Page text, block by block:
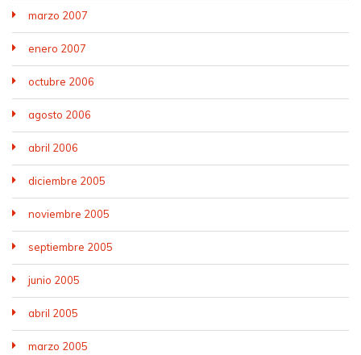
marzo 2007
enero 2007
octubre 2006
agosto 2006
abril 2006
diciembre 2005
noviembre 2005
septiembre 2005
junio 2005
abril 2005
marzo 2005